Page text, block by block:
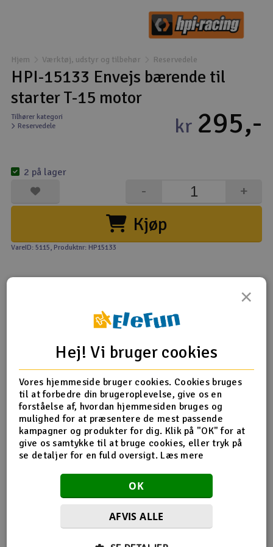
Droner til FPV
Fly
Helikopter
Modelbygg og byggesæt
Modeljernbane
Motor & tilbehør
Scooter & elkøretøj
Slot racing
Smarthjem, leg og hobby
Solenergi
Værktøj, udstyr og tilbehør
Hjem Værktøj, udstyr og tilbehør Reservedele
HPI-15133 Envejs bærende til
starter T-15 motor
Tilhører kategori
Reservedele
kr 295,-
Kjøp
+
-
2 på lager
VareID: 5115, Produktnr: HP15133
Tip din ven Anmeldelser
Produkt information
15133 Envejs bærer til starter T-15
Flere detaljer
forbundet med
Reservedele HPI
×
Hej! Vi bruger cookies
Vores hjemmeside bruger cookies. Cookies bruges
til at forbedre din brugeroplevelse, give os en
forståelse af, hvordan hjemmesiden bruges og
mulighed for at præsentere de mest passende
kampagner og produkter for dig. Klik på "OK" for at
give os samtykke til at bruge cookies, eller tryk på
se detaljer for en fuld oversigt. Læs mere
OK
AFVIS ALLE